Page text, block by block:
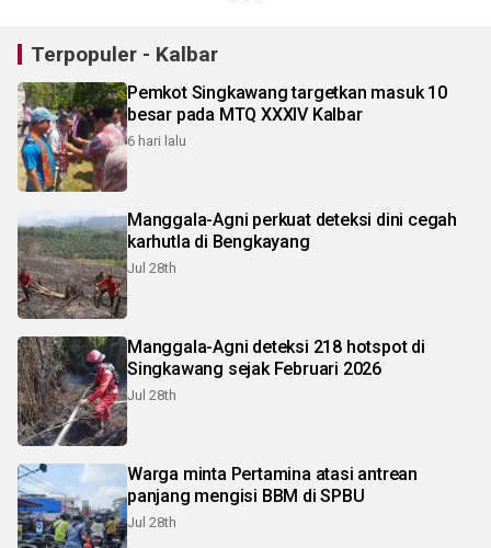
Terpopuler - Kalbar
Pemkot Singkawang targetkan masuk 10
besar pada MTQ XXXIV Kalbar
6 hari lalu
Manggala-Agni perkuat deteksi dini cegah
karhutla di Bengkayang
Jul 28th
Manggala-Agni deteksi 218 hotspot di
Singkawang sejak Februari 2026
Jul 28th
Warga minta Pertamina atasi antrean
panjang mengisi BBM di SPBU
Jul 28th